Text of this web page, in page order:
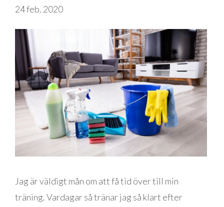
24 feb. 2020
Jag är väldigt mån om att få tid över till min
träning. Vardagar så tränar jag så klart efter